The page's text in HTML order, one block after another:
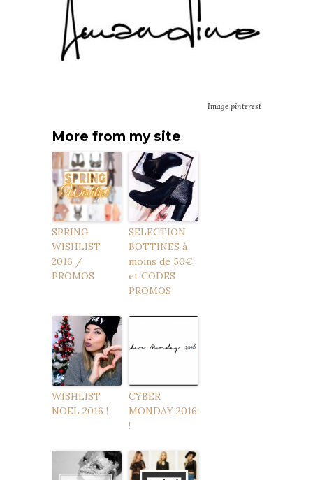
Image pinterest
More from my site
SPRING
WISHLIST
2016 /
PROMOS
SELECTION
BOTTINES à
moins de 50€
et CODES
PROMOS
WISHLIST
NOEL 2016 !
CYBER
MONDAY 2016
!